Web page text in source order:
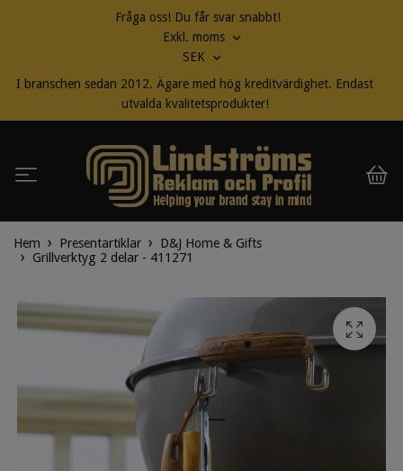
Fråga oss! Du får svar snabbt!
Exkl. moms
SEK
I branschen sedan 2012. Ägare med hög kreditvärdighet. Endast
utvalda kvalitetsprodukter!
Hem Presentartiklar
D&J Home & Gifts
Grillverktyg 2 delar - 411271